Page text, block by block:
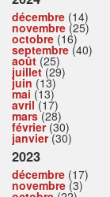
décembre (14)
novembre (25)
octobre (16)
septembre (40)
août (25)
juillet(29)
juin (13)
mai (13)
avril(17)
mars(28)
février(30)
janvier(30)
2023
décembre (17)
novembre (3)